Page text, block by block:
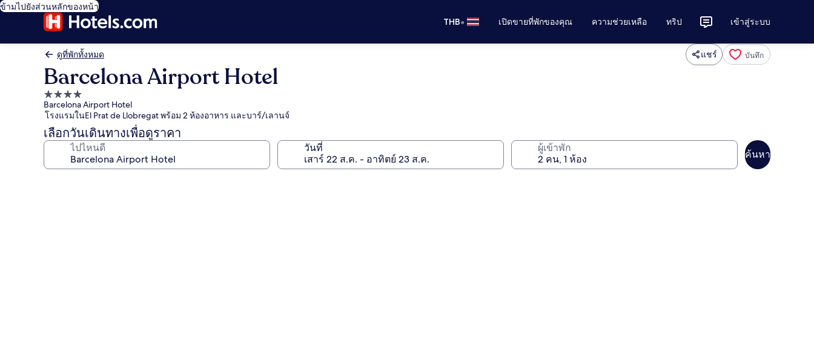
ข้ามไปยังส่วนหลักของหน้า
THB• เปิดขายที่พักของคุณ ความช่วยเหลือ ทริป เข้าสู่ระบบ
ดูที่พักทั้งหมด แชร์ บันทึก
Barcelona Airport Hotel
ที่พัก
4.0
ดาว
Barcelona Airport Hotel
โรงแรมในEl Prat de Llobregat พร้อม 2 ห้องอาหาร และบาร์/เลานจ์
เลือกวันเดินทางเพื่อดูราคา
ไปไหนดี วันที่ ผู้เข้าพัก
ค้นหา